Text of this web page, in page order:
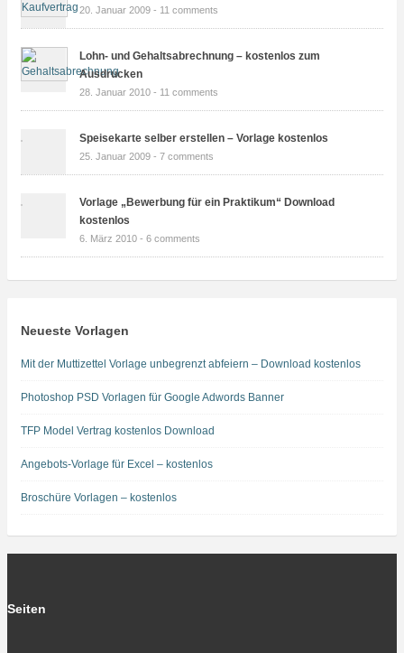
20. Januar 2009 - 11 comments
Lohn- und Gehaltsabrechnung – kostenlos zum
Ausdrucken
28. Januar 2010 - 11 comments
Speisekarte selber erstellen – Vorlage kostenlos
25. Januar 2009 - 7 comments
Vorlage „Bewerbung für ein Praktikum“ Download
kostenlos
6. März 2010 - 6 comments
Neueste Vorlagen
Mit der Muttizettel Vorlage unbegrenzt abfeiern – Download kostenlos
Photoshop PSD Vorlagen für Google Adwords Banner
TFP Model Vertrag kostenlos Download
Angebots-Vorlage für Excel – kostenlos
Broschüre Vorlagen – kostenlos
Seiten